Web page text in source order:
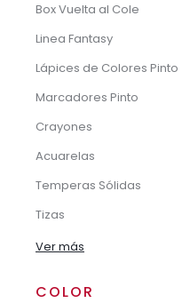
Box Vuelta al Cole
Linea Fantasy
Lápices de Colores Pinto
Marcadores Pinto
Crayones
Acuarelas
Temperas Sólidas
Tizas
Ver más
COLOR